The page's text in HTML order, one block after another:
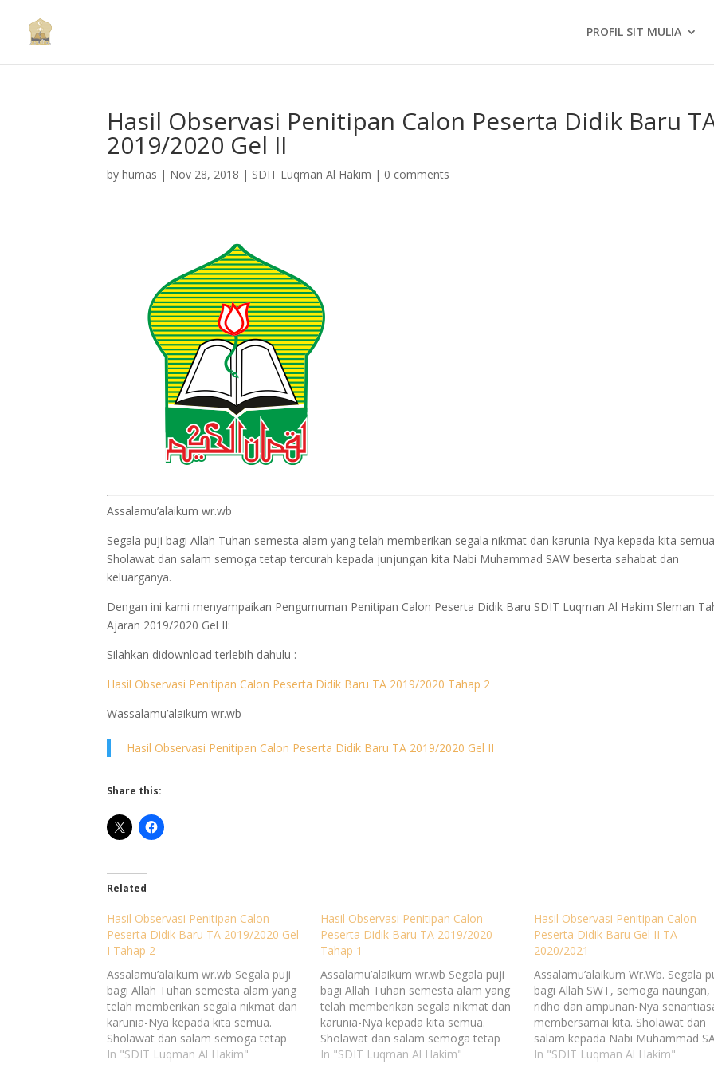
PROFIL SIT MULIA
Hasil Observasi Penitipan Calon Peserta Didik Baru
2019/2020 Gel II
byhumas | Nov 28, 2018 | SDIT Luqman Al Hakim | 0 comments
Assalamu’alaikum wr.wb
Segala puji bagi Allah Tuhan semesta alam yang telah memberikan segala nikmat dan karunia-Nya kepada kita
Sholawat dan salam semoga tetap tercurah kepada junjungan kita Nabi Muhammad SAW beserta sahabat dan
keluarganya.
Dengan ini kami menyampaikan Pengumuman Penitipan Calon Peserta Didik Baru SDIT Luqman Al Hakim Sleman
Ajaran 2019/2020 Gel II:
Silahkan didownload terlebih dahulu :
Hasil Observasi Penitipan Calon Peserta Didik Baru TA 2019/2020 Tahap 2
Wassalamu’alaikum wr.wb
Hasil Observasi Penitipan Calon Peserta Didik Baru TA 2019/2020 Gel II
Share this:
Related
Hasil Observasi Penitipan Calon
Peserta Didik Baru TA 2019/2020 Gel
I Tahap 2
Assalamu’alaikum wr.wb Segala puji
bagi Allah Tuhan semesta alam yang
telah memberikan segala nikmat dan
karunia-Nya kepada kita semua.
Sholawat dan salam semoga tetap
tercurah kepada junjungan kita Nabi
In "SDIT Luqman Al Hakim"
Hasil Observasi Penitipan Calon
Peserta Didik Baru TA 2019/2020
Tahap 1
Assalamu’alaikum wr.wb Segala puji
bagi Allah Tuhan semesta alam yang
telah memberikan segala nikmat dan
karunia-Nya kepada kita semua.
Sholawat dan salam semoga tetap
tercurah kepada junjungan kita Nabi
In "SDIT Luqman Al Hakim"
Hasil Observasi Penitipan Calon
Peserta Didik Baru Gel II TA
2020/2021
Assalamu’alaikum Wr.Wb. Segala
bagi Allah SWT, semoga naungan,
ridho dan ampunan-Nya
membersamai kita. Sholawat dan
salam kepada Nabi Muhammad
keluarga, sahabat dan umatnya
In "SDIT Luqman Al Hakim"